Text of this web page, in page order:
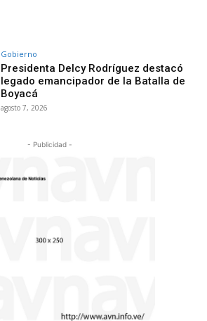
Gobierno
Presidenta Delcy Rodríguez destacó
legado emancipador de la Batalla de
Boyacá
agosto 7, 2026
- Publicidad -